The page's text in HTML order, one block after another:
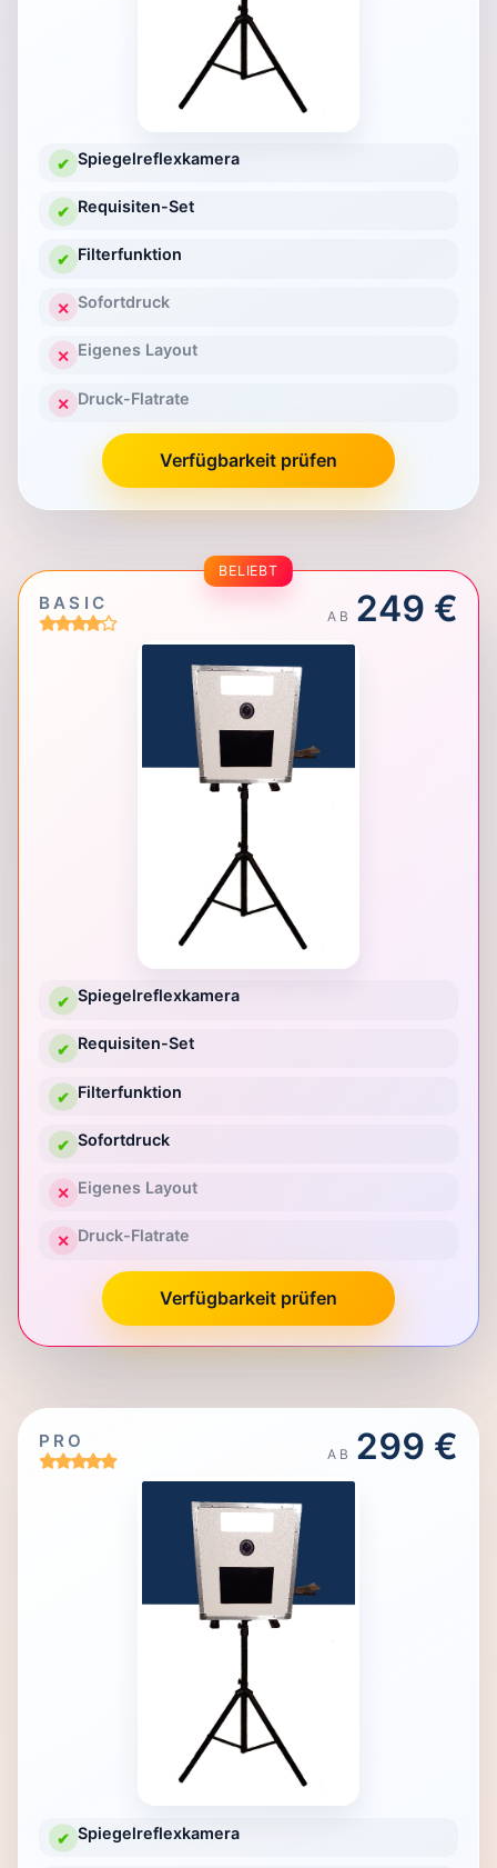
✔ Spiegelreflexkamera
✔ Requisiten-Set
✔ Filterfunktion
✕ Sofortdruck
✕ Eigenes Layout
✕ Druck-Flatrate
Verfügbarkeit prüfen
BELIEBT
BASIC
AB 249 €
✔ Spiegelreflexkamera
✔ Requisiten-Set
✔ Filterfunktion
✔ Sofortdruck
✕ Eigenes Layout
✕ Druck-Flatrate
Verfügbarkeit prüfen
PRO
AB 299 €
✔ Spiegelreflexkamera